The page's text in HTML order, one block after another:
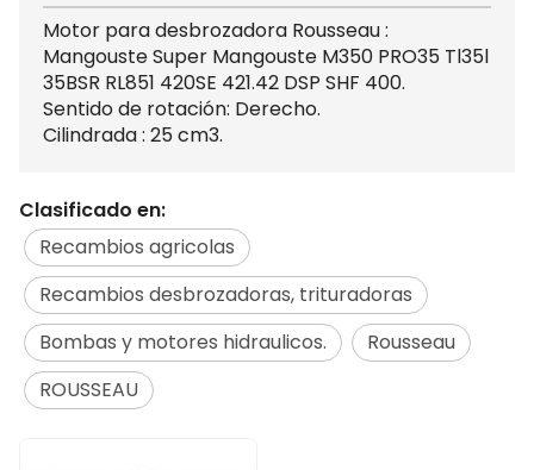
Motor para desbrozadora Rousseau :
Mangouste Super Mangouste M350 PRO35 Tl35l
35BSR RL851 420SE 421.42 DSP SHF 400.
Sentido de rotación: Derecho.
Cilindrada : 25 cm3.
Clasificado en:
Recambios agricolas
Recambios desbrozadoras, trituradoras
Bombas y motores hidraulicos.
Rousseau
ROUSSEAU